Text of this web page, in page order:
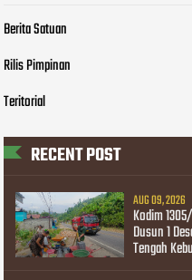
Berita Satuan
Rilis Pimpinan
Teritorial
RECENT POST
AUG 09, 2026
Kodim
Dusun 1
Tengah